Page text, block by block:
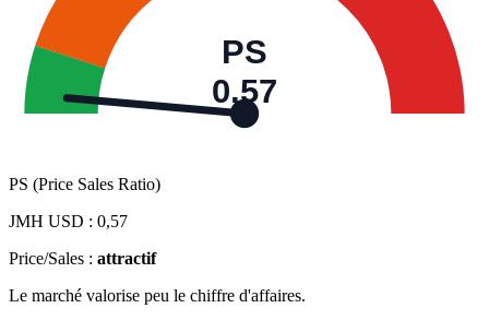
PS
0,57
PS (Price Sales Ratio)
JMH USD : 0,57
Price/Sales : attractif
Le marché valorise peu le chiffre d'affaires.